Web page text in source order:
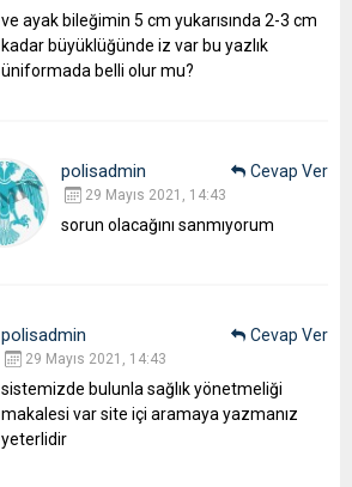
ve ayak bileğimin 5 cm yukarısında 2-3 cm
kadar büyüklüğünde iz var bu yazlık
üniformada belli olur mu?
polisadmin
29 Mayıs 2021, 14:43
sorun olacağını sanmıyorum
Cevap Ver
polisadmin
29 Mayıs 2021, 14:43
sistemizde bulunla sağlık yönetmeliği
makalesi var site içi aramaya yazmanız
yeterlidir
Cevap Ver